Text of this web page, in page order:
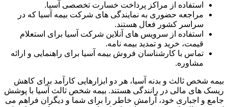
استفاده از مراکز پرداخت خسارت تخصصی آسیا.
مراجعه حضوری به نمایندگی های شرکت بیمه آسیا که در
سراسر کشور فعال هستند.
استفاده از سرویس های آنلاین شرکت آسیا برای استعلام
قیمت، خرید و تمدید بیمه نامه.
تماس با کارشناسان فروش بیمه آسیا برای راهنمایی و ارائه
مشاوره.
بیمه شخص ثالث و بدنه آسیا، هر دو ابزارهایی کارآمد برای کاهش
ریسک های مالی در رانندگی هستند. بیمه شخص ثالث آسیا با پوشش
جامع و اجباری خود، آرامش خاطر را برای شما و دیگران فراهم می